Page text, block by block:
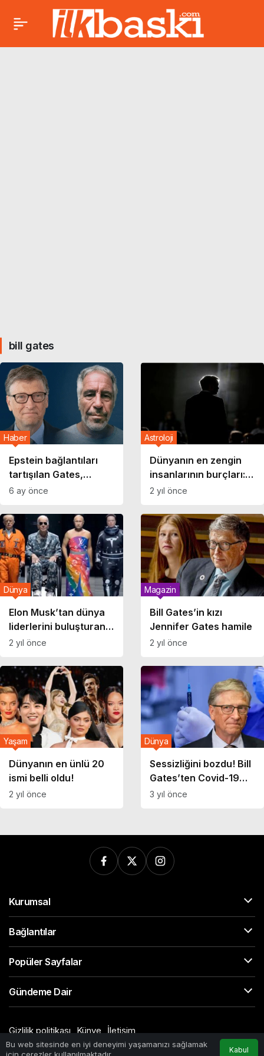
bill gates
Epstein bağlantıları
tartışılan Gates,
Hindistan’daki bir
iptal etti
Haber
6 ay önce
Dünyanın en zengin
insanlarının burçları:
Başarıyı yıldızlar mı
Astroloji
2 yıl önce
Elon Musk’tan dünya
liderlerini buluşturan
mizahi hareket: Yapay
Dünya
2 yıl önce
Bill Gates’in kızı
Jennifer Gates hamile
Magazin
2 yıl önce
Dünyanın en ünlü 20
ismi belli oldu!
Yaşam
2 yıl önce
Sessizliğini bozdu! Bill
Gates’ten Covid-19
itirafı… Aşılarda çip
Dünya
3 yıl önce
Bu web sitesinde en iyi deneyimi yaşamanızı sağlamak
için çerezler kullanılmaktadır.
Kabul
Kurumsal
Bağlantılar
Popüler Sayfalar
Gündeme Dair
Gizlilik politikası Künye İletişim
© Telif Hakkı 2026, Tüm Hakları Saklıdır